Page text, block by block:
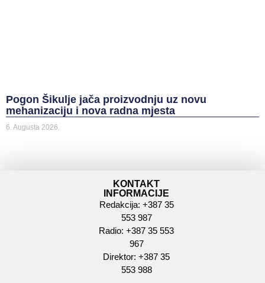
Pogon Šikulje jača proizvodnju uz novu
mehanizaciju i nova radna mjesta
6. Augusta 2026.
KONTAKT
INFORMACIJE
Redakcija: +387 35
553 987
Radio: +387 35 553
967
Direktor: +387 35
553 988